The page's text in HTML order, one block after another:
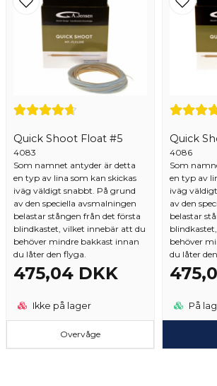
Quick Shoot Float #5
4083
Som namnet antyder är detta
en typ av lina som kan skickas
iväg väldigt snabbt. På grund
av den speciella avsmalningen
belastar stången från det första
blindkastet, vilket innebär att du
behöver mindre bakkast innan
du låter den flyga.
475,04 DKK
Ikke på lager
Overvåge
4086
Som
en typ av
iväg
av den
belastar
behöver
du låter
På